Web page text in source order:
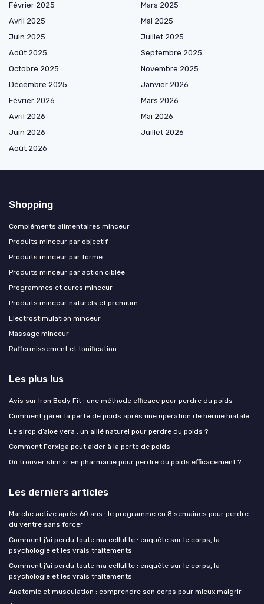
Février 2025
Mars 2025
Avril 2025
Mai 2025
Juin 2025
Juillet 2025
Août 2025
Septembre 2025
Octobre 2025
Novembre 2025
Décembre 2025
Janvier 2026
Février 2026
Mars 2026
Avril 2026
Mai 2026
Juin 2026
Juillet 2026
Août 2026
Shopping
Compléments alimentaires minceur
Produits minceur par objectif
Produits minceur par forme
Produits minceur par action ciblée
Programmes et cures minceur
Produits minceur naturels et premium
Electrostimulation minceur
Massage minceur
Raffermissement et tonification
Les plus lus
Avis sur Iron Body Fit : une méthode efficace pour perdre du poids
Comment gérer la perte de poids après une opération de hernie hiatale
Le sirop d’aloe vera : un allié naturel pour perdre du poids ?
Comment Forxiga peut aider à la perte de poids
Où trouver slim xr en pharmacie pour perdre du poids efficacement ?
Les derniers articles
Marche active après 60 ans : le programme en 8 semaines pour perdre
du ventre sans forcer
Comment j’ai perdu toute ma cellulite : enquête sur le corps, la
psychologie et les vrais traitements
Comment j’ai perdu toute ma cellulite : enquête sur le corps, la
psychologie et les vrais traitements
Anatomie et musculation : comprendre son corps pour mieux maigrir